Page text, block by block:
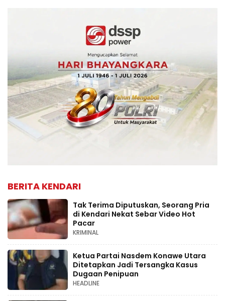
BERITA KENDARI
Tak Terima Diputuskan, Seorang Pria
di Kendari Nekat Sebar Video Hot
Pacar
KRIMINAL
Ketua Partai Nasdem Konawe Utara
Ditetapkan Jadi Tersangka Kasus
Dugaan Penipuan
HEADLINE